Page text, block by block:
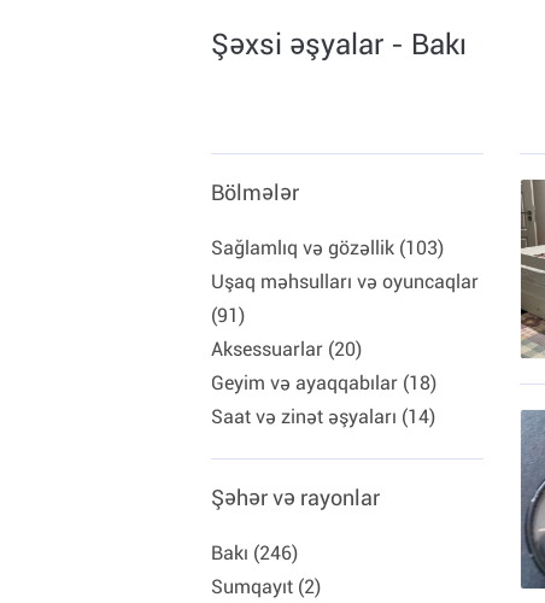
Şəxsi əşyalar - Bakı
Bölmələr
Sağlamlıq və gözəllik (103)
Uşaq məhsulları və oyuncaqlar
(91)
Aksessuarlar (20)
Geyim və ayaqqabılar (18)
Saat və zinət əşyaları (14)
Şəhər və rayonlar
Bakı (246)
Sumqayıt (2)